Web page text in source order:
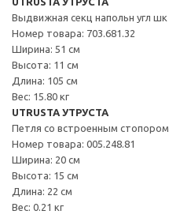
Выдвижная секц напольн угл шк
Номер товара: 703.681.32
Ширина: 51 см
Высота: 11 см
Длина: 105 см
Вес: 15.80 кг
UTRUSTA УТРУСТА
Петля со встроенным стопором
Номер товара: 005.248.81
Ширина: 20 см
Высота: 15 см
Длина: 22 см
Вес: 0.21 кг